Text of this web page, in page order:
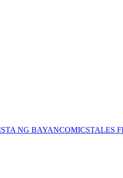
NG BAYANCOMICSTALES